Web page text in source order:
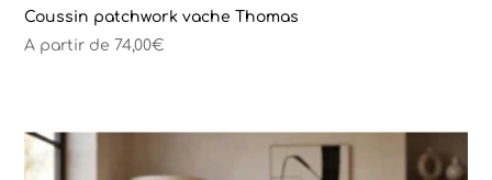
Coussin patchwork vache Thomas
A partir de 74,00€